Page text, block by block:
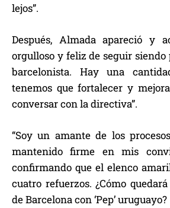
lejos”.
Después, Almada apareció y
orgulloso y feliz de seguir
barcelonista. Hay una
tenemos que fortalecer y
conversar con la directiva”.
“Soy un amante de los
mantenido firme en mis
confirmando que el elenco
cuatro refuerzos. ¿Cómo
de Barcelona con ‘Pep’ uruguayo?